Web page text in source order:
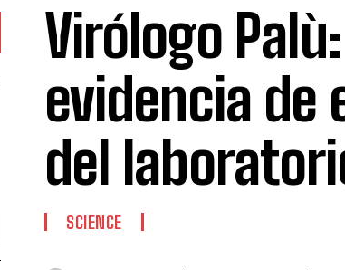
Virólogo
evidencia de
del
SCIENCE